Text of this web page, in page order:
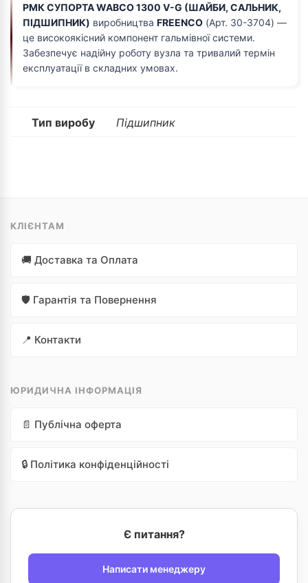
РМК СУПОРТА WABCO 1300 V-G (ШАЙБИ, САЛЬНИК,
ПІДШИПНИК) виробництва FREENCO (Арт. 30-3704) —
це високоякісний компонент гальмівної системи.
Забезпечує надійну роботу вузла та тривалий термін
експлуатації в складних умовах.
Тип виробу Підшипник
КЛІЄНТАМ
🚚 Доставка та Оплата
🛡️ Гарантія та Повернення
📍 Контакти
ЮРИДИЧНА ІНФОРМАЦІЯ
📄 Публічна оферта
🔒 Політика конфіденційності
Є питання?
Написати менеджеру